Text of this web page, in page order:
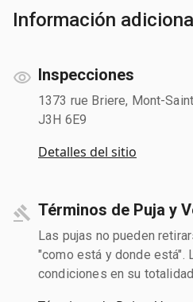
Información
Inspecciones
1373 rue Briere, Mont-
J3H 6E9
Detalles del sitio
Términos de Puja y
Las pujas no pueden
"como está y donde está".
condiciones en su